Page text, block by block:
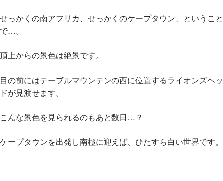
せっかくの南アフリカ、せっかくのケープタウン、ということ
で…。
頂上からの景色は絶景です。
目の前にはテーブルマウンテンの西に位置するライオンズヘッ
ドが見渡せます。
こんな景色を見られるのもあと数日…？
ケープタウンを出発し南極に迎えば、ひたすら白い世界です。